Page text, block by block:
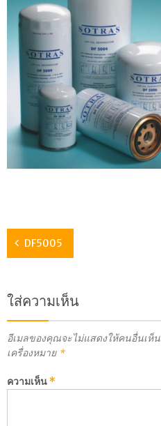
DF5005
ใส่ความเห็น
อีเมลของคุณจะไม่แสดงให้คนอื่นเห็น
เครื่องหมาย *
ความเห็น*